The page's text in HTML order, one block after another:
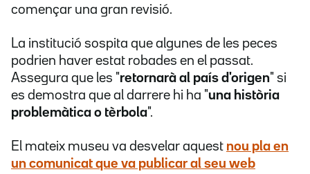
començar una gran revisió.
La institució sospita que algunes de les peces
podrien haver estat robades en el passat.
Assegura que les "retornarà al país d'origen" si
es demostra que al darrere hi ha "una història
problemàtica o tèrbola".
El mateix museu va desvelar aquest nou pla en
un comunicat que va publicar al seu web